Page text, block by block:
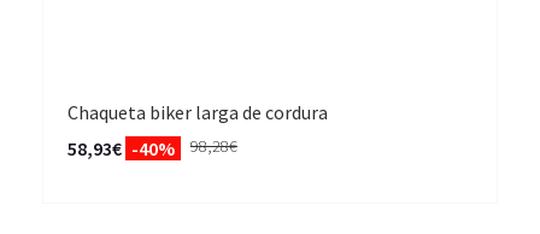
Chaqueta biker larga de cordura
58,93€ -40% 98,28€